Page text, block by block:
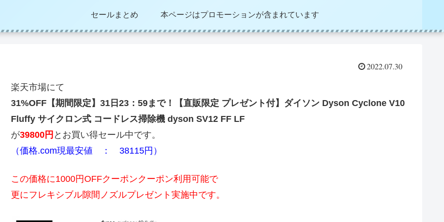
セールまとめ 本ページはプロモーションが含まれています
2022.07.30
楽天市場にて
31%OFF【期間限定】31日23：59まで！【直販限定 プレゼント付】ダイソン Dyson Cyclone V10
Fluffy サイクロン式 コードレス掃除機 dyson SV12 FF LF
が39800円 とお買い得セール中です。
（価格.com現最安値 ： 38115円）
この価格に1000円OFFクーポンクーポン利用可能で
更にフレキシブル隙間ノズルプレゼント実施中です。